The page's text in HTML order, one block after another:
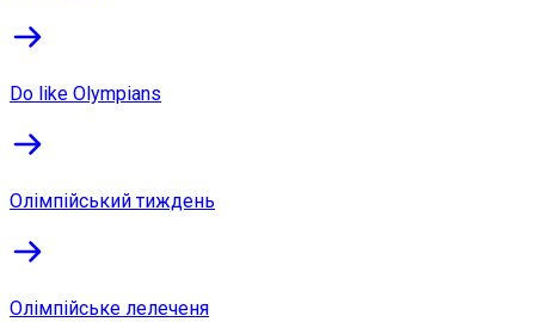
Do like Olympians
Олімпійський тиждень
Олімпійське лелеченя